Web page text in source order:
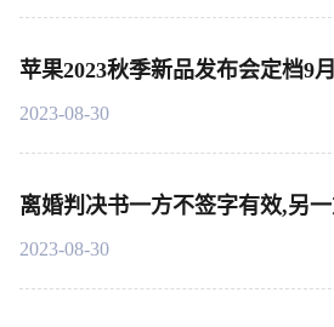
苹果2023秋季新品发布会定档9
2023-08-30
离婚判决书一方不签字有效,另
2023-08-30